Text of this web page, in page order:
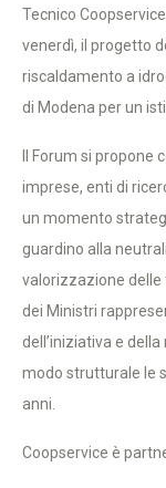
Tecnico
venerdì, il progetto
riscaldamento a
di Modena per un
Il Forum si
imprese, enti di
un momento
guardino alla
valorizzazione delle
dei Ministri
dell’iniziativa e
modo strutturale le
anni.
Coopservice è